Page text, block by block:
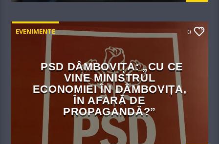
EVENIMENTE 0
PSD DÂMBOVIȚA: „CU CE
VINE MINISTRUL
ECONOMIEI ÎN DÂMBOVIȚA,
ÎN AFARĂ DE
PROPAGANDĂ?”